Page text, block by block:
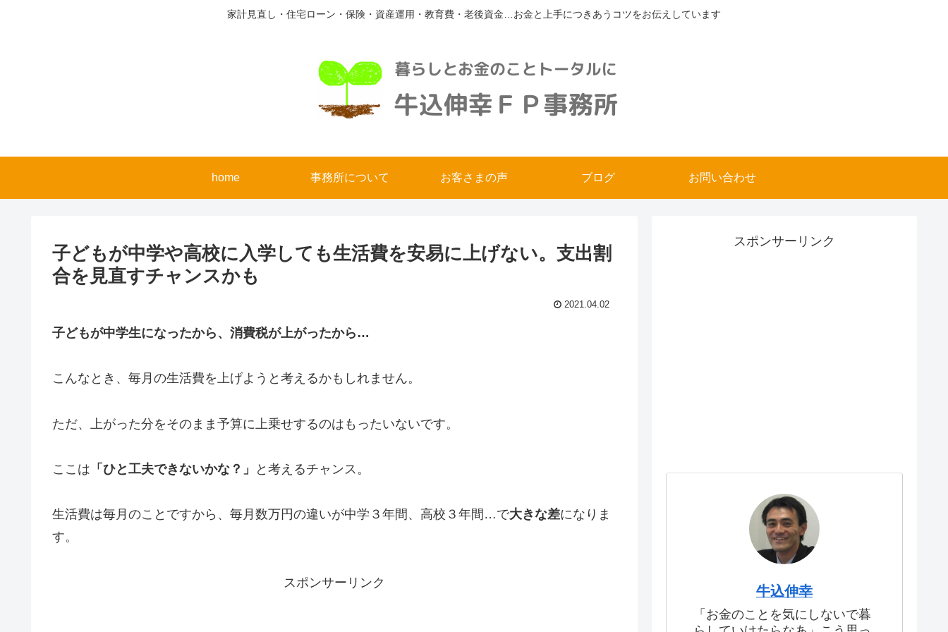
家計見直し・住宅ローン・保険・資産運用・教育費・老後資金…お金と上手につきあうコツをお伝えしています
home 事務所について お客さまの声 ブログ お問い合わせ
子どもが中学や高校に入学しても生活費を安易に上げない。支出割
合を見直すチャンスかも
2021.04.02
子どもが中学生になったから、消費税が上がったから…
こんなとき、毎月の生活費を上げようと考えるかもしれません。
ただ、上がった分をそのまま予算に上乗せするのはもったいないです。
ここは 「ひと工夫できないかな？」 と考えるチャンス。
生活費は毎月のことですから、毎月数万円の違いが中学３年間、高校３年間…で大きな差になりま
す。
スポンサーリンク
スポンサーリンク
牛込伸幸
「お金のことを気にしないで暮